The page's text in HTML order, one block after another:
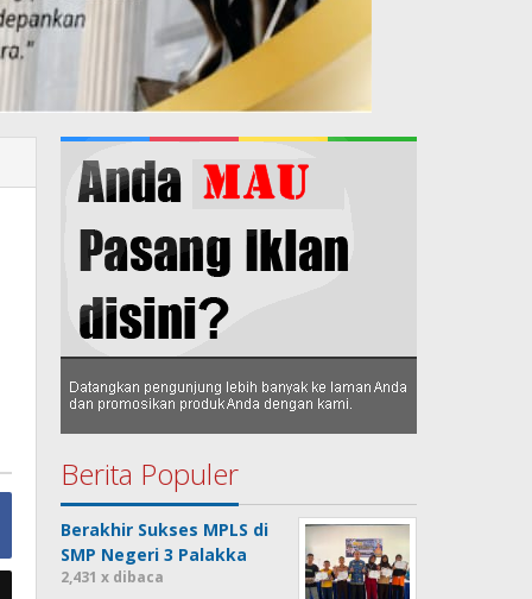
Berita Populer
Berakhir Sukses MPLS di
SMP Negeri 3 Palakka
2,431 x dibaca